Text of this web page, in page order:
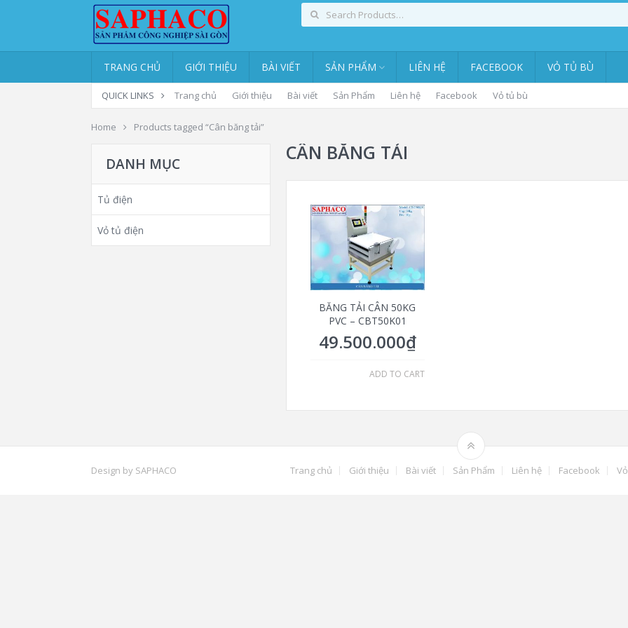
TRANG CHỦ GIỚI THIỆU BÀI VIẾT SẢN PHẨM LIÊN HỆ FACEBOOK VỎ TỦ BÙ
QUICK LINKS Trang chủ Giới thiệu Bài viết Sản Phẩm Liên hệ Facebook Vỏ tủ bù
Home Products tagged “Cân băng tải”
CÂN BĂNG TẢI
BĂNG TẢI CÂN 50KG
PVC – CBT50K01
49.500.000₫
ADD TO CART
DANH MỤC
Tủ điện
Vỏ tủ điện
Design by SAPHACO Trang chủ Giới thiệu Bài viết Sản Phẩm Liên hệ Facebook